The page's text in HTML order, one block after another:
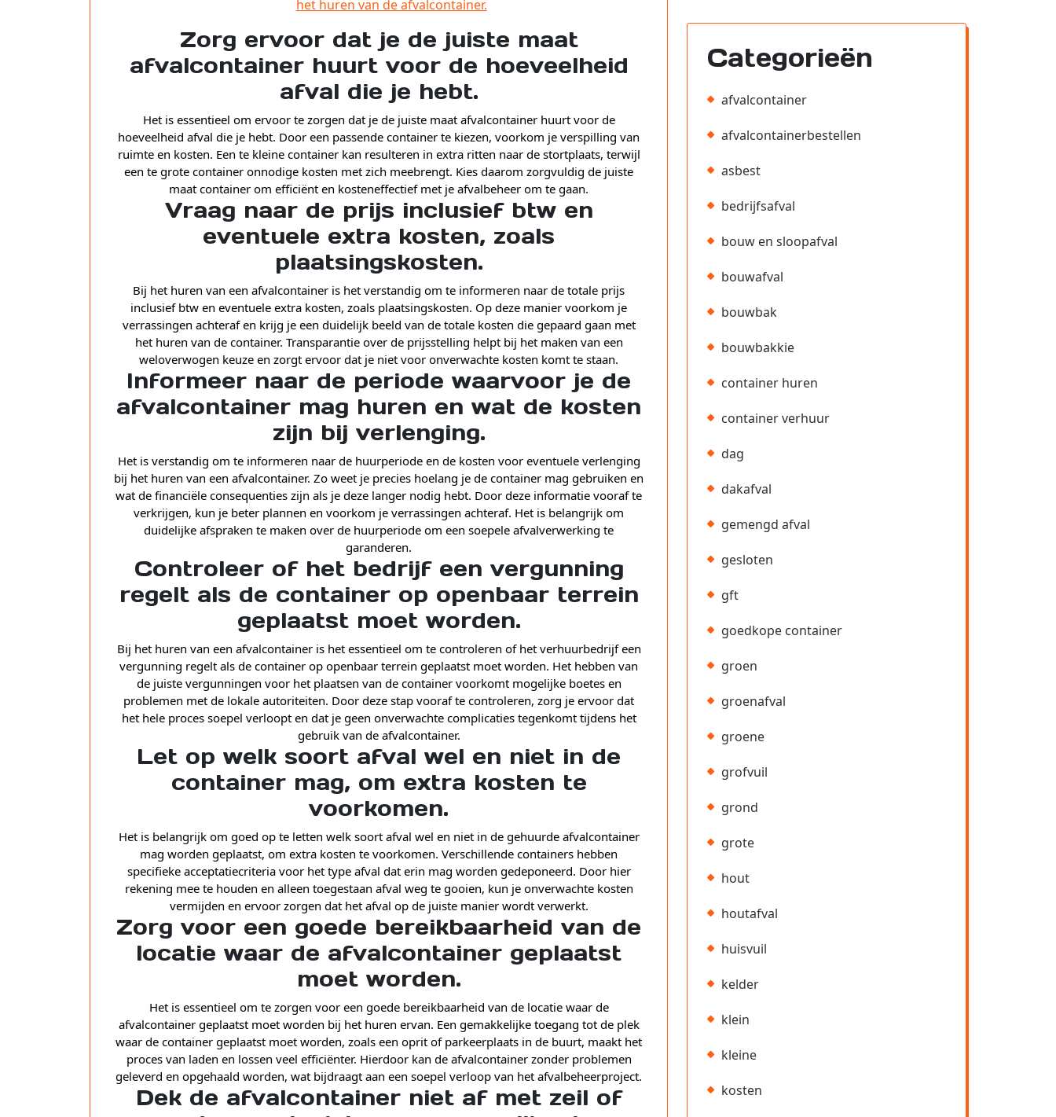
het huren van de afvalcontainer.
Zorg ervoor dat je de juiste maat
afvalcontainer huurt voor de hoeveelheid
afval die je hebt.
Het is essentieel om ervoor te zorgen dat je de juiste maat afvalcontainer huurt voor de
hoeveelheid afval die je hebt. Door een passende container te kiezen, voorkom je verspilling van
ruimte en kosten. Een te kleine container kan resulteren in extra ritten naar de stortplaats, terwijl
een te grote container onnodige kosten met zich meebrengt. Kies daarom zorgvuldig de juiste
maat container om efficiënt en kosteneffectief met je afvalbeheer om te gaan.
Vraag naar de prijs inclusief btw en
eventuele extra kosten, zoals
plaatsingskosten.
Bij het huren van een afvalcontainer is het verstandig om te informeren naar de totale prijs
inclusief btw en eventuele extra kosten, zoals plaatsingskosten. Op deze manier voorkom je
verrassingen achteraf en krijg je een duidelijk beeld van de totale kosten die gepaard gaan met
het huren van de container. Transparantie over de prijsstelling helpt bij het maken van een
weloverwogen keuze en zorgt ervoor dat je niet voor onverwachte kosten komt te staan.
Informeer naar de periode waarvoor je de
afvalcontainer mag huren en wat de kosten
zijn bij verlenging.
Het is verstandig om te informeren naar de huurperiode en de kosten voor eventuele verlenging
bij het huren van een afvalcontainer. Zo weet je precies hoelang je de container mag gebruiken en
wat de financiële consequenties zijn als je deze langer nodig hebt. Door deze informatie vooraf te
verkrijgen, kun je beter plannen en voorkom je verrassingen achteraf. Het is belangrijk om
duidelijke afspraken te maken over de huurperiode om een soepele afvalverwerking te
garanderen.
Controleer of het bedrijf een vergunning
regelt als de container op openbaar terrein
geplaatst moet worden.
Bij het huren van een afvalcontainer is het essentieel om te controleren of het verhuurbedrijf een
vergunning regelt als de container op openbaar terrein geplaatst moet worden. Het hebben van
de juiste vergunningen voor het plaatsen van de container voorkomt mogelijke boetes en
problemen met de lokale autoriteiten. Door deze stap vooraf te controleren, zorg je ervoor dat
het hele proces soepel verloopt en dat je geen onverwachte complicaties tegenkomt tijdens het
gebruik van de afvalcontainer.
Let op welk soort afval wel en niet in de
container mag, om extra kosten te
voorkomen.
Het is belangrijk om goed op te letten welk soort afval wel en niet in de gehuurde afvalcontainer
mag worden geplaatst, om extra kosten te voorkomen. Verschillende containers hebben
specifieke acceptatiecriteria voor het type afval dat erin mag worden gedeponeerd. Door hier
rekening mee te houden en alleen toegestaan afval weg te gooien, kun je onverwachte kosten
vermijden en ervoor zorgen dat het afval op de juiste manier wordt verwerkt.
Zorg voor een goede bereikbaarheid van de
locatie waar de afvalcontainer geplaatst
moet worden.
Het is essentieel om te zorgen voor een goede bereikbaarheid van de locatie waar de
afvalcontainer geplaatst moet worden bij het huren ervan. Een gemakkelijke toegang tot de plek
waar de container geplaatst moet worden, zoals een oprit of parkeerplaats in de buurt, maakt het
proces van laden en lossen veel efficiënter. Hierdoor kan de afvalcontainer zonder problemen
geleverd en opgehaald worden, wat bijdraagt aan een soepel verloop van het afvalbeheerproject.
Dek de afvalcontainer niet af met zeil of
Categorieën
afvalcontainer
afvalcontainerbestellen
asbest
bedrijfsafval
bouw en sloopafval
bouwafval
bouwbak
bouwbakkie
container huren
container verhuur
dag
dakafval
gemengd afval
gesloten
gft
goedkope container
groen
groenafval
groene
grofvuil
grond
grote
hout
houtafval
huisvuil
kelder
klein
kleine
kosten